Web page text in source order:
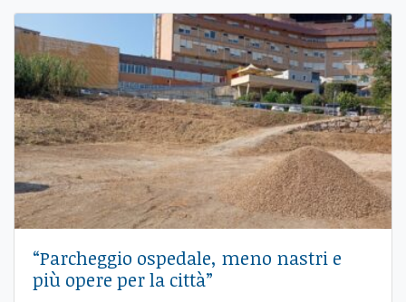
“Parcheggio ospedale, meno nastri e
più opere per la città”